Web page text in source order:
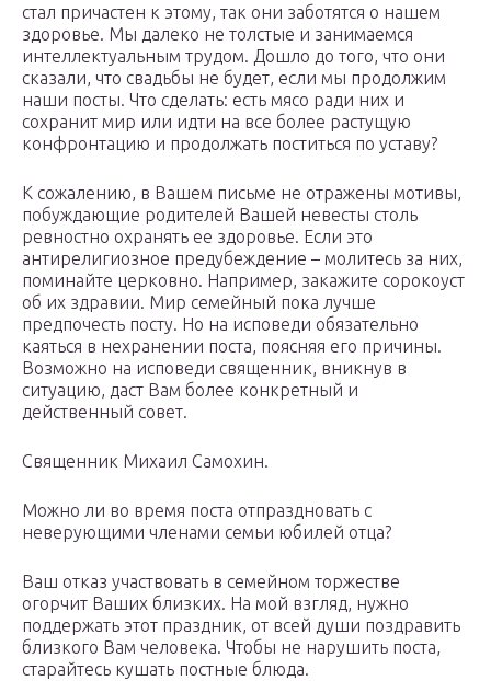
стал причастен к этому, так они заботятся о нашем
здоровье. Мы далеко не толстые и занимаемся
интеллектуальным трудом. Дошло до того, что они
сказали, что свадьбы не будет, если мы продолжим
наши посты. Что сделать: есть мясо ради них и
сохранит мир или идти на все более растущую
конфронтацию и продолжать поститься по уставу?
К сожалению, в Вашем письме не отражены мотивы,
побуждающие родителей Вашей невесты столь
ревностно охранять ее здоровье. Если это
антирелигиозное предубеждение – молитесь за них,
поминайте церковно. Например, закажите сорокоуст
об их здравии. Мир семейный пока лучше
предпочесть посту. Но на исповеди обязательно
каяться в нехранении поста, поясняя его причины.
Возможно на исповеди священник, вникнув в
ситуацию, даст Вам более конкретный и
действенный совет.
Священник Михаил Самохин.
Можно ли во время поста отпраздновать с
неверующими членами семьи юбилей отца?
Ваш отказ участвовать в семейном торжестве
огорчит Ваших близких. На мой взгляд, нужно
поддержать этот праздник, от всей души поздравить
близкого Вам человека. Чтобы не нарушить поста,
старайтесь кушать постные блюда.